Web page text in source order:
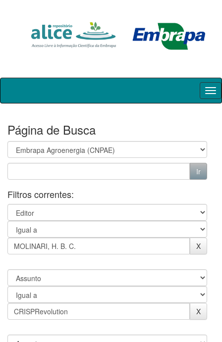
Skip
Página de Busca
Filtros correntes: